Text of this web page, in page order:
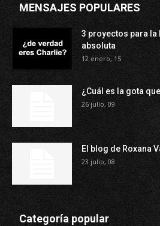
MENSAJES POPULARES
3 proyectos para
absoluta
12 enero, 15
¿Cuál es la gota
26 julio, 09
El blog de Roxana
23 julio, 08
Categoría popular